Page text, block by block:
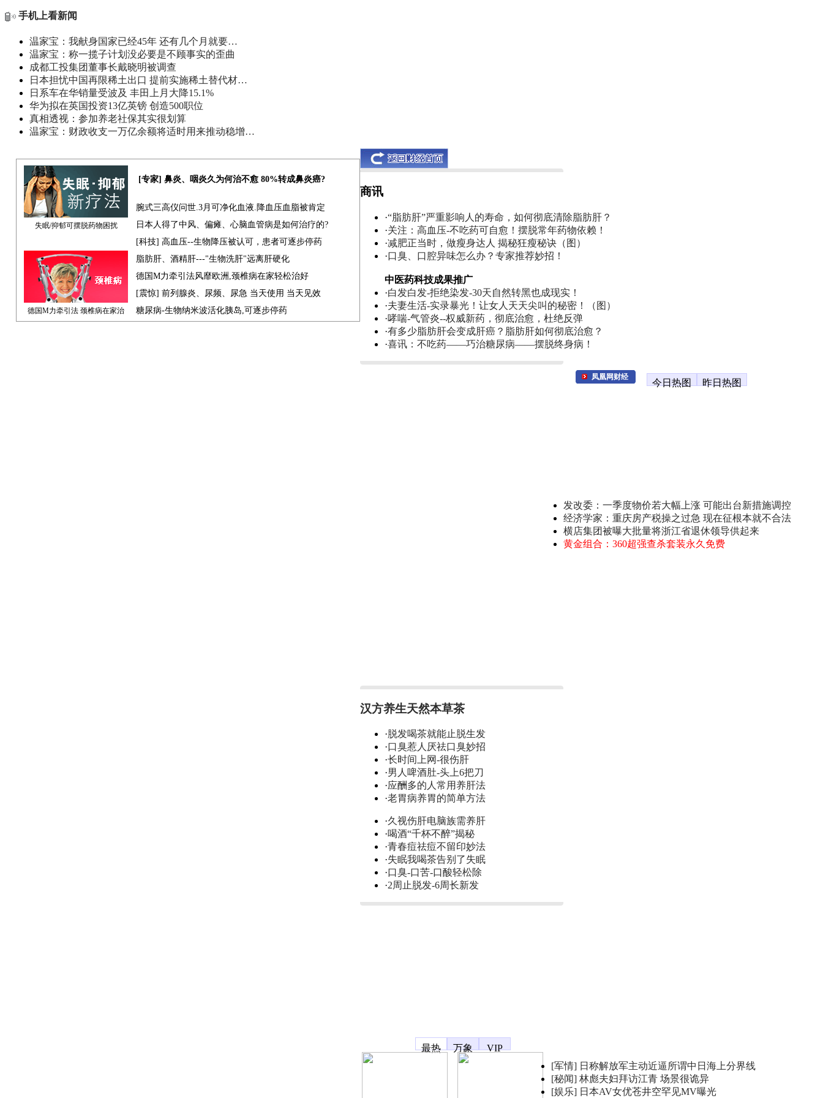
手机上看新闻
温家宝：我献身国家已经45年 还有几个月就要…
温家宝：称一揽子计划没必要是不顾事实的歪曲
成都工投集团董事长戴晓明被调查
日本担忧中国再限稀土出口 提前实施稀土替代材…
日系车在华销量受波及 丰田上月大降15.1%
华为拟在英国投资13亿英镑 创造500职位
真相透视：参加养老社保其实很划算
温家宝：财政收支一万亿余额将适时用来推动稳增…
失眠/抑郁可摆脱药物困扰
[专家] 鼻炎、咽炎久为何治不愈 80%转成鼻炎癌?
腕式三高仪问世.3月可净化血液.降血压血脂被肯定
日本人得了中风、偏瘫、心脑血管病是如何治疗的?
[科技] 高血压--生物降压被认可，患者可逐步停药
德国M力牵引法 颈椎病在家治
脂肪肝、酒精肝---"生物洗肝"远离肝硬化
德国M力牵引法风靡欧洲,颈椎病在家轻松治好
[震惊] 前列腺炎、尿频、尿急 当天使用 当天见效
糖尿病-生物纳米波活化胰岛,可逐步停药
商讯
·“脂肪肝”严重影响人的寿命，如何彻底清除脂肪肝？
·关注：高血压-不吃药可自愈！摆脱常年药物依赖！
·减肥正当时，做瘦身达人 揭秘狂瘦秘诀（图）
·口臭、口腔异味怎么办？专家推荐妙招！
中医药科技成果推广
·白发白发-拒绝染发-30天自然转黑也成现实！
·夫妻生活-实录暴光！让女人天天尖叫的秘密！（图）
·哮喘-气管炎--权威新药，彻底治愈，杜绝反弹
·有多少脂肪肝会变成肝癌？脂肪肝如何彻底治愈？
·喜讯：不吃药——巧治糖尿病——摆脱终身病！
凤凰网财经
今日热图 昨日热图
发改委：一季度物价若大幅上涨 可能出台新措施调控
经济学家：重庆房产税操之过急 现在征根本就不合法
横店集团被曝大批量将浙江省退休领导供起来
黄金组合：360超强查杀套装永久免费
汉方养生天然本草茶
·脱发喝茶就能止脱生发
·口臭惹人厌祛口臭妙招
·长时间上网-很伤肝
·男人啤酒肚-头上6把刀
·应酬多的人常用养肝法
·老胃病养胃的简单方法
·久视伤肝电脑族需养肝
·喝酒“千杯不醉”揭秘
·青春痘祛痘不留印妙法
·失眠我喝茶告别了失眠
·口臭-口苦-口酸轻松除
·2周止脱发-6周长新发
最热
万象
VIP
[军情] 日称解放军主动近逼所谓中日海上分界线
[秘闻] 林彪夫妇拜访江青 场景很诡异
[娱乐] 日本AV女优苍井空罕见MV曝光